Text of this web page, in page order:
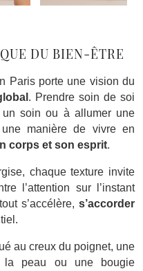
DU BIEN-ÊTRE
Paris porte une vision du
. Prendre soin de soi
soin ou à allumer une
manière de vivre en
corps et son esprit.
chaque texture invite
l’attention sur l’instant
s’accélère, s’accorder
au creux du poignet, une
la peau ou une bougie